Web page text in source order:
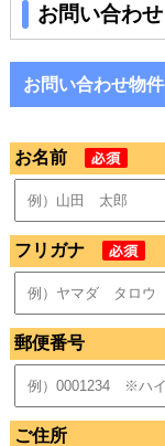
お問い合わせ
お問い合わせ物
お名前
フリガナ
郵便番号
ご住所